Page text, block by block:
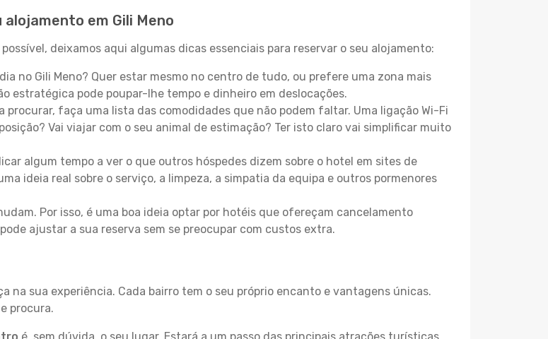
em Gili Meno
deixamos aqui algumas dicas essenciais para reservar o seu alojamento:
no Gili Meno? Quer estar mesmo no centro de tudo, ou prefere uma zona mais
estratégica pode poupar-lhe tempo e dinheiro em deslocações.
procurar, faça uma lista das comodidades que não podem faltar. Uma ligação Wi-Fi
Vai viajar com o seu animal de estimação? Ter isto claro vai simplificar muito
algum tempo a ver o que outros hóspedes dizem sobre o hotel em sites de
ideia real sobre o serviço, a limpeza, a simpatia da equipa e outros pormenores
Por isso, é uma boa ideia optar por hotéis que ofereçam cancelamento
ajustar a sua reserva sem se preocupar com custos extra.
na sua experiência. Cada bairro tem o seu próprio encanto e vantagens únicas.
procura.